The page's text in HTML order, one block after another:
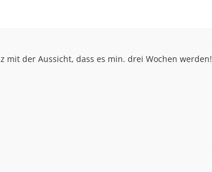
mit der Aussicht, dass es min. drei Wochen werden!